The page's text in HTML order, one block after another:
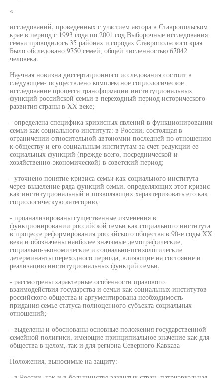
«
исследований, проведенных с участием автора в Ставропольском
крае в период с 1993 года по 2001 год Выборочные исследования
семьи проводилось 35 районах и городах Ставропольского края
Было обследовано 9750 семей, общей численностью 67042
человека.
Научная новизна диссертационного исследования состоит в
следующем- осуществлено комплексное социологическое
исследование процесса трансформации институциональных
функций российской семьи в переходный период исторического
развития страны в XX веке;
- определена специфика кризисных явлений в функционировании
семьи как социального института: в России, состоящая в
ограничении относительной автономии последней по отношению
к обществу и его социальным институтам за счет редукции ее
социальных функций (прежде всего, посреднической и
хозяйственно-экономической) в советский период;
- уточнено понятие кризиса семьи как социального института
через выделение ряда функций семьи, определяющих этот кризис
как институциональный и позволяющих характеризовать его как
социологическую категорию,
- проанализированы существенные изменения в
функционировании российской семьи как социального института
в процессе реформирования российского общества в 90-е годы XX
века и обозначены наиболее значимые демографические,
социально-экономические и социально-психологические
детерминанты переходного периода, влияющие на состояние и
реализацию институциональных функций семьи,
- рассмотрены характерные особенности правового
взаимодействия государства и семьи как социальных институтов
российского общества и аргументирована необходимость
придания семье статуса полноценного субъекта социальных
отношений;
- выделены и обоснованы основные положения государственной
семейной полигики, имеющие принципиальное значение как для
общества в целом, так и для региона Северного Кавказа
Положения, выносимые на защиту: